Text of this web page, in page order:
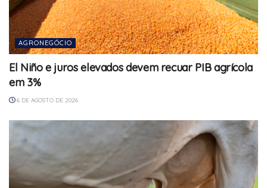
AGRONEGÓCIO
El Niño e juros elevados devem recuar PIB agrícola
em 3%
6 DE AGOSTO DE 2026